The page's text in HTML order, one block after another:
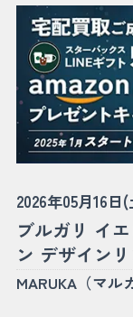
2026年05月16日
ブルガリ イ
ン デザイン
MARUKA（マ